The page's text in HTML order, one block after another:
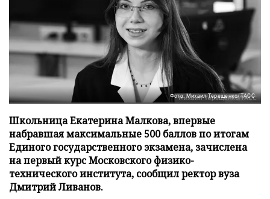
Фото: Михаил Терещенко/ТАСС
Школьница Екатерина Малкова, впервые
набравшая максимальные 500 баллов по итогам
Единого государственного экзамена, зачислена
на первый курс Московского физико-
технического института, сообщил ректор вуза
Дмитрий Ливанов.